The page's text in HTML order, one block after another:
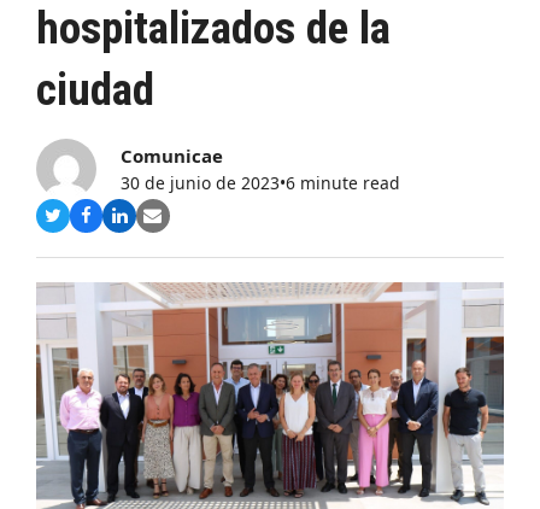
hospitalizados de la
ciudad
Comunicae
30 de junio de 2023•6 minute read
Compartir
Twitter
Compartir
Facebook
Compartir
LinkedIn
Share
Email